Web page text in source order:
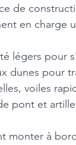
de
en
légers pour
dunes pour
voiles
pont et
monter à